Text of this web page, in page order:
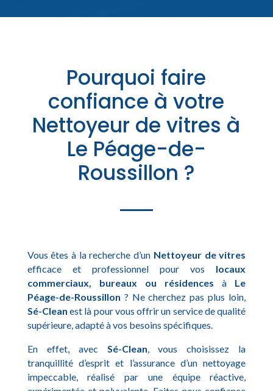
Pourquoi faire
confiance à votre
Nettoyeur de vitres à
Le Péage-de-
Roussillon ?
Vous êtes à la recherche d’un Nettoyeur de vitres
efficace et professionnel pour vos locaux
commerciaux, bureaux ou résidences à Le
Péage-de-Roussillon ? Ne cherchez pas plus loin,
Sé-Clean est là pour vous offrir un service de qualité
supérieure, adapté à vos besoins spécifiques.
En effet, avec Sé-Clean , vous choisissez la
tranquillité d’esprit et l’assurance d’un nettoyage
impeccable, réalisé par une équipe réactive,